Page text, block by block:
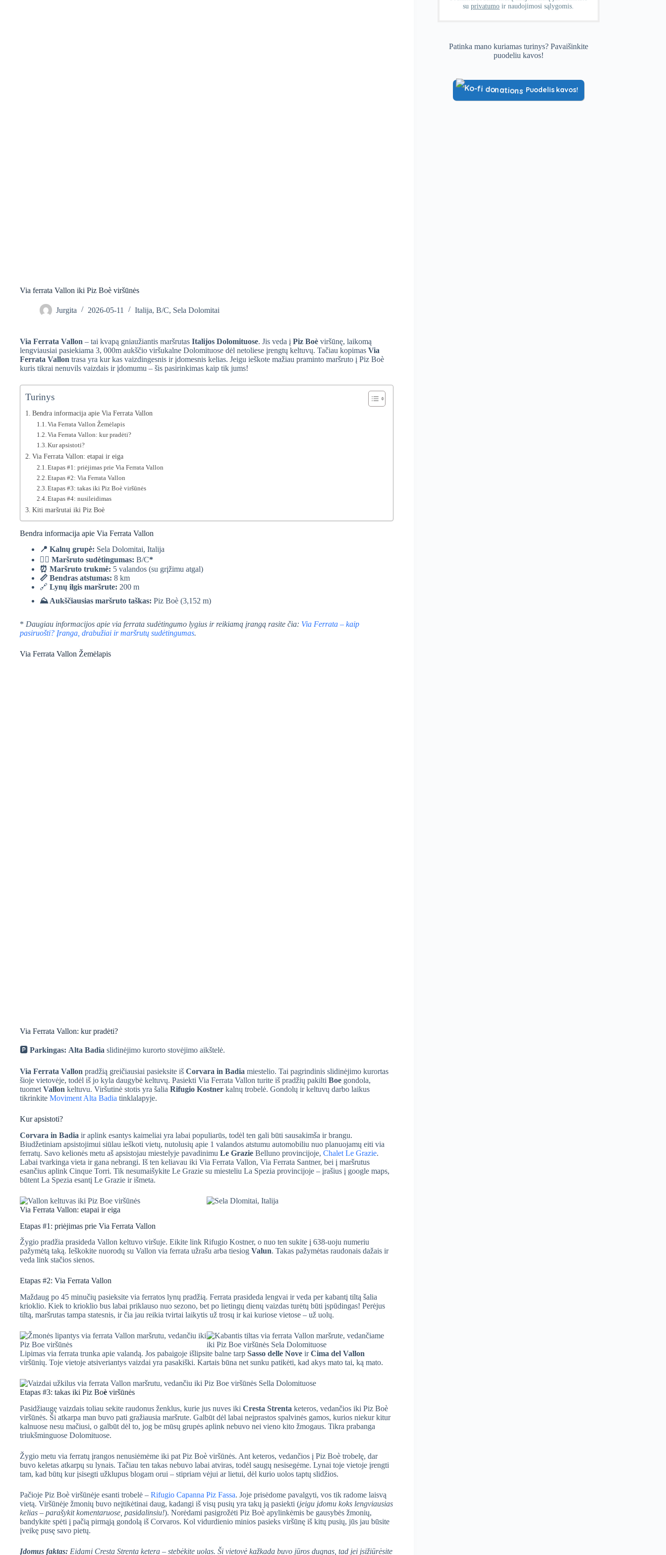
Via ferrata Vallon iki Piz Boè viršūnės
Jurgita 2026-05-11 Italija, B/C, Sela Dolomitai
Via Ferrata Vallon – tai kvapą gniaužiantis maršrutas Italijos Dolomituose. Jis veda į Piz Boè viršūnę, laikomą
lengviausiai pasiekiama 3, 000m aukščio viršukalne Dolomituose dėl netoliese įrengtų keltuvų. Tačiau kopimas Via
Ferrata Vallon trasa yra kur kas vaizdingesnis ir įdomesnis kelias. Jeigu ieškote mažiau praminto maršruto į Piz Boè
kuris tikrai nenuvils vaizdais ir įdomumu – šis pasirinkimas kaip tik jums!
Turinys
Bendra informacija apie Via Ferrata Vallon
Via Ferrata Vallon Žemėlapis
Via Ferrata Vallon: kur pradėti?
Kur apsistoti?
Via Ferrata Vallon: etapai ir eiga
Etapas #1: priėjimas prie Via Ferrata Vallon
Etapas #2: Via Ferrata Vallon
Etapas #3: takas iki Piz Boè viršūnės
Etapas #4: nusileidimas
Kiti maršrutai iki Piz Boè
Bendra informacija apie Via Ferrata Vallon
📍 Kalnų grupė: Sela Dolomitai, Italija
🧗‍♀️ Maršruto sudėtingumas: B/C*
⏰ Maršruto trukmė: 5 valandos (su grįžimu atgal)
📏 Bendras atstumas: 8 km
🔗 Lynų ilgis maršrute: 200 m
⛰️ Aukščiausias maršruto taškas: Piz Boè (3,152 m)
* Daugiau informacijos apie via ferrata sudėtingumo lygius ir reikiamą įrangą rasite čia: Via Ferrata – kaip
pasiruošti? Įranga, drabužiai ir maršrutų sudėtingumas.
Via Ferrata Vallon Žemėlapis
Via Ferrata Vallon: kur pradėti?
🅿️ Parkingas: Alta Badia slidinėjimo kurorto stovėjimo aikštelė.
Via Ferrata Vallon pradžią greičiausiai pasieksite iš Corvara in Badia miestelio. Tai pagrindinis slidinėjimo kurortas
šioje vietovėje, todėl iš jo kyla daugybė keltuvų. Pasiekti Via Ferrata Vallon turite iš pradžių pakilti Boe gondola,
tuomet Vallon keltuvu. Viršutinė stotis yra šalia Rifugio Kostner kalnų trobelė. Gondolų ir keltuvų darbo laikus
tikrinkite Moviment Alta Badia tinklalapyje.
Kur apsistoti?
Corvara in Badia ir aplink esantys kaimeliai yra labai populiarūs, todėl ten gali būti sausakimša ir brangu.
Biudžetiniam apsistojimui siūlau ieškoti vietų, nutolusių apie 1 valandos atstumu automobiliu nuo planuojamų eiti via
ferratų. Savo kelionės metu aš apsistojau miestelyje pavadinimu Le Grazie Belluno provincijoje, Chalet Le Grazie.
Labai tvarkinga vieta ir gana nebrangi. Iš ten keliavau iki Via Ferrata Vallon, Via Ferrata Santner, bei į maršrutus
esančius aplink Cinque Torri. Tik nesumaišykite Le Grazie su miesteliu La Spezia provincijoje – įrašius į google maps,
būtent La Spezia esantį Le Grazie ir išmeta.
Via Ferrata Vallon: etapai ir eiga
Etapas #1: priėjimas prie Via Ferrata Vallon
Žygio pradžia prasideda Vallon keltuvo viršuje. Eikite link Rifugio Kostner, o nuo ten sukite į 638-uoju numeriu
pažymėtą taką. Ieškokite nuorodų su Vallon via ferrata užrašu arba tiesiog Valun. Takas pažymėtas raudonais dažais ir
veda link stačios sienos.
Etapas #2: Via Ferrata Vallon
Maždaug po 45 minučių pasieksite via ferratos lynų pradžią. Ferrata prasideda lengvai ir veda per kabantį tiltą šalia
krioklio. Kiek to krioklio bus labai priklauso nuo sezono, bet po lietingų dienų vaizdas turėtų būti įspūdingas! Perėjus
tiltą, maršrutas tampa statesnis, ir čia jau reikia tvirtai laikytis už trosų ir kai kuriose vietose – už uolų.
Lipimas via ferrata trunka apie valandą. Jos pabaigoje išlipsite balne tarp Sasso delle Nove irCima del Vallon
viršūnių. Toje vietoje atsiveriantys vaizdai yra pasakiški. Kartais būna net sunku patikėti, kad akys mato tai, ką mato.
Etapas #3: takas iki Piz Boè viršūnės
Pasidžiaugę vaizdais toliau sekite raudonus ženklus, kurie jus nuves iki Cresta Strenta keteros, vedančios iki Piz Boè
viršūnės. Ši atkarpa man buvo pati gražiausia maršrute. Galbūt dėl labai neįprastos spalvinės gamos, kurios niekur kitur
kalnuose nesu mačiusi, o galbūt dėl to, jog be mūsų grupės aplink nebuvo nei vieno kito žmogaus. Tikra prabanga
triukšminguose Dolomituose.
Žygio metu via ferratų įrangos nenusiėmėme iki pat Piz Boè viršūnės. Ant keteros, vedančios į Piz Boè trobelę, dar
buvo keletas atkarpų su lynais. Tačiau ten takas nebuvo labai atviras, todėl saugų nesisegėme. Lynai toje vietoje įrengti
tam, kad būtų kur įsisegti užklupus blogam orui – stipriam vėjui ar lietui, dėl kurio uolos taptų slidžios.
Pačioje Piz Boè viršūnėje esanti trobelė – Rifugio Capanna Piz Fassa. Joje prisėdome pavalgyti, vos tik radome laisvą
vietą. Viršūnėje žmonių buvo neįtikėtinai daug, kadangi iš visų pusių yra takų ją pasiekti (jeigu įdomu koks lengviausias
kelias – parašykit komentaruose, pasidalinsiu!). Norėdami pasigrožėti Piz Boè apylinkėmis be gausybės žmonių,
bandykite spėti į pačią pirmąją gondolą iš Corvaros. Kol vidurdienio minios pasieks viršūnę iš kitų pusių, jūs jau būsite
įveikę pusę savo pietų.
Įdomus faktas: Eidami Cresta Strenta ketera – stebėkite uolas. Ši vietovė kažkada buvo jūros dugnas, tad jei įsižiūrėsite
suprivatumo ir naudojimosi sąlygomis.
Patinka mano kuriamas turinys? Pavaišinkite
puodeliu kavos!
Puodelis kavos!